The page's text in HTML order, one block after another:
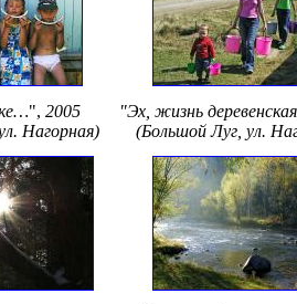
", 2005
Нагорная)
"Эх, жизнь
(Большой Луг, ул.